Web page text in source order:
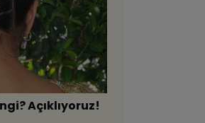
Açıklıyoruz!